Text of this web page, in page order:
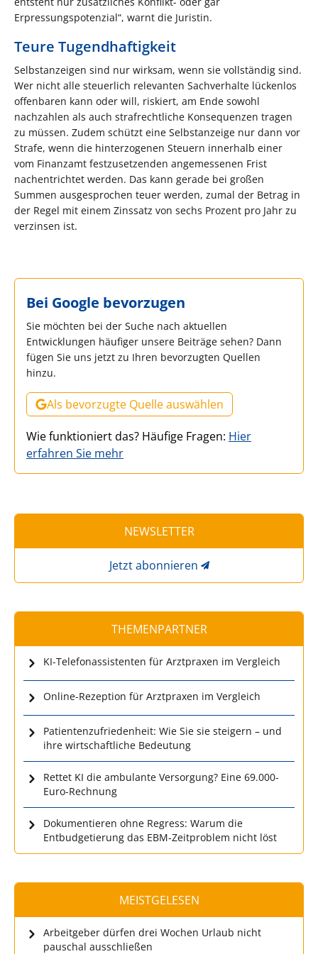
Erpressungspotenzial“, warnt die Juristin.
Teure Tugendhaftigkeit
Selbstanzeigen sind nur wirksam, wenn sie vollständig sind.
Wer nicht alle steu­erlich relevanten Sachverhalte lückenlos
offenbaren kann oder will, riskiert, am Ende sowohl
nachzahlen als auch strafrechtliche Konsequenzen tragen
zu müssen. Zudem schützt eine Selbstanzeige nur dann vor
Strafe, wenn die hinterzogenen Steuern innerhalb einer
vom Finanzamt festzusetzenden angemessenen Frist
nachentrichtet werden. Das kann gerade bei großen
Summen ausgesprochen teuer werden, zumal der Betrag in
der Regel mit einem Zinssatz von sechs Prozent pro Jahr zu
verzinsen ist.
Bei Google bevorzugen
Sie möchten bei der Suche nach aktuellen
Entwicklungen häufiger unsere Beiträge sehen? Dann
fügen Sie uns jetzt zu Ihren bevorzugten Quellen
hinzu.
Als bevorzugte Quelle auswählen
Wie funktioniert das? Häufige Fragen: Hier
erfahren Sie mehr
NEWSLETTER
Jetzt abonnieren
THEMENPARTNER
KI-Telefonassistenten für Arztpraxen im Vergleich
Online-Rezeption für Arztpraxen im Vergleich
Patientenzufriedenheit: Wie Sie sie steigern – und
ihre wirtschaftliche Bedeutung
Rettet KI die ambulante Versorgung? Eine 69.000-
Euro-Rechnung
Dokumentieren ohne Regress: Warum die
Entbudgetierung das EBM-Zeitproblem nicht löst
MEISTGELESEN
Arbeitgeber dürfen drei Wochen Urlaub nicht
pauschal ausschließen